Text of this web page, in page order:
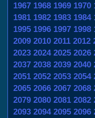
1967 1968 1969 1970
1981 1982 1983 1984
1995 1996 1997 1998
2009 2010 2011 2012
2023 2024 2025 2026
2037 2038 2039 2040
2051 2052 2053 2054
2065 2066 2067 2068
2079 2080 2081 2082
2093 2094 2095 2096